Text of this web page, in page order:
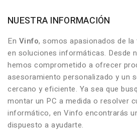
NUESTRA INFORMACIÓN
En Vinfo, somos apasionados de
en soluciones informáticas. Desde
hemos comprometido a ofrecer
asesoramiento personalizado y un
cercano y eficiente. Ya sea que
montar un PC a medida o resolver
informático, en Vinfo encontrarás
dispuesto a ayudarte.